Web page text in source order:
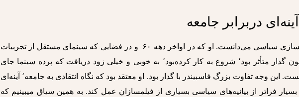
دربرابر جامعه
فاسبیندر خودش را فیلمسازی سیاسی می‌دانست. او که در اواخر دهه ۶۰ و در فضایی که سینمای مستقل از تجربیات
فیلمسازان سیاسی همچون گدار متأثر بود٬ شروع به کار کرده‌بود٬ به خوبی و خیلی زود دریافت که پرده سینما جای
انقلاب و بیانیه سیاسی نیست. این وجه تفاوت بزرگ فاسبیندر با گدار بود. او معتقد بود که نگاه انتقادی به جامعه٬ آینه‌ای
فراتر از بیانیه‌های سیاسی بسیاری از فیلمسازان عمل کند. به همین سیاق میبینیم که